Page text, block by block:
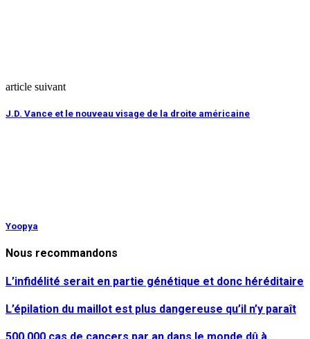
article suivant
J.D. Vance et le nouveau visage de la droite américaine
Yoopya
Nous recommandons
L’infidélité serait en partie génétique et donc héréditaire
L’épilation du maillot est plus dangereuse qu’il n’y paraît